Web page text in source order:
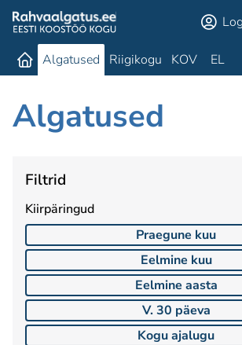
Algatused Riigikogu KOV EL
Algatused
Filtrid
Kiirpäringud
Praegune kuu
Eelmine kuu
Eelmine aasta
V. 30 päeva
Kogu ajalugu